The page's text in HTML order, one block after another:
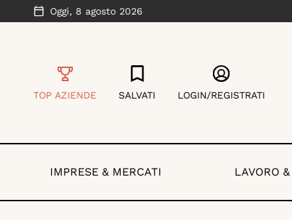
Oggi, 8 agosto 2026
TOP AZIENDE SALVATI LOGIN/REGISTRATI
IMPRESE & MERCATI LAVORO